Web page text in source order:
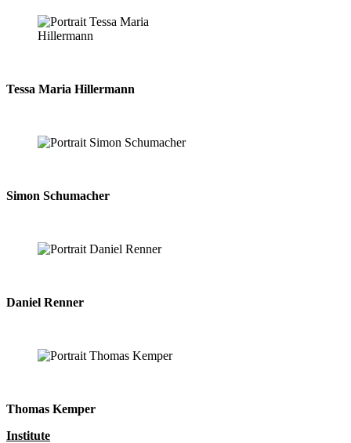
Tessa Maria Hillermann
Simon Schumacher
Daniel Renner
Thomas Kemper
Institute